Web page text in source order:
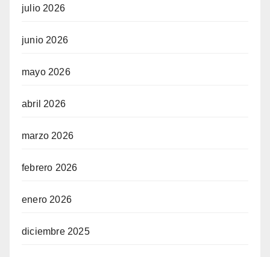
julio 2026
junio 2026
mayo 2026
abril 2026
marzo 2026
febrero 2026
enero 2026
diciembre 2025